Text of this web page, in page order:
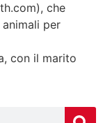
che
per
con il marito